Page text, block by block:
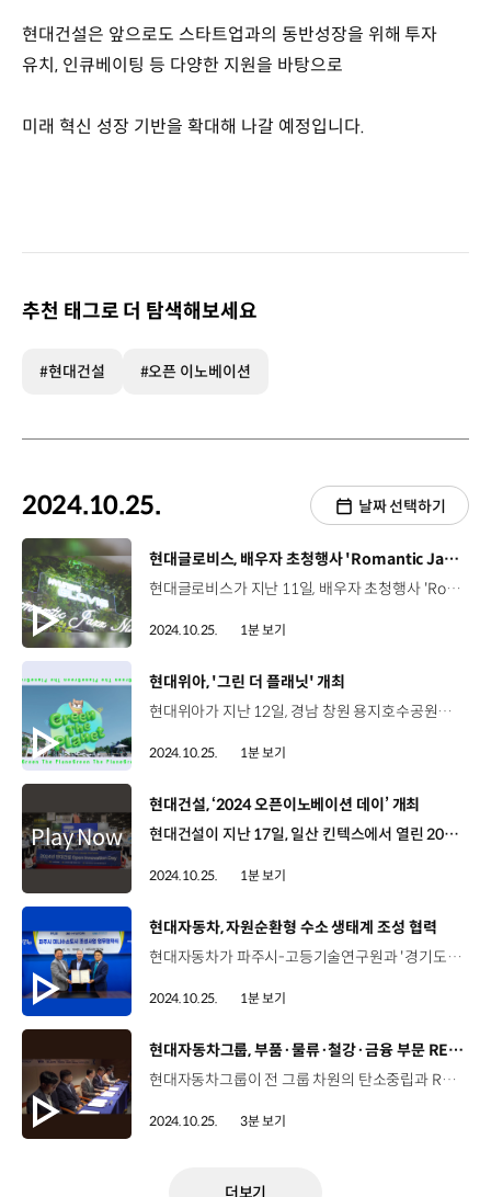
현대건설은 앞으로도 스타트업과의 동반성장을 위해 투자
유치, 인큐베이팅 등 다양한 지원을 바탕으로
미래 혁신 성장 기반을 확대해 나갈 예정입니다.
추천 태그로 더 탐색해보세요
#현대건설 #오픈 이노베이션
2024.10.25. 날짜 선택하기
[동영상]
현대글로비스, 배우자 초청행사 'Romantic Jazz Night' 개최
현대글로비스가 지난 11일, 배우자 초청행사 'Romantic Jazz Night'를 열었습니다. 이번 행사는 배우자와 함께하는 다이닝 행사로 임직원과 그 배우자 총 90명, 마흔다섯 커플이 현대글로비스 성수동 본사를 찾아 야외테라스 BBQ 파티를 즐기며 재즈밴드 공연을 관람했습니다. 현대글로비스는 임직원들의 사기를 높이고 자긍심을 높이기 위해 다양한 임직원 친화 행사를 진행하고 있는데요, 자녀와 부모님을 초대하는 ‘G-FAMILY DAY’, 친구 및 동료와 함께하는 ‘G-FRIENDS DAY’ 등 지금까지 3년간 1,000여 명이 현대글로비스가 마련한 행사에서 소중한 추억을 만들고 있습니다.
2024.10.25. 1분 보기
[동영상]
현대위아, '그린 더 플래닛' 개최
현대위아가 지난 12일, 경남 창원 용지호수공원에서 환경보호 인식 개선 캠페인 ‘그린 더 플래닛’을 개최했습니다. 세이브더칠드런과 공동 주최로 진행된 이번 캠페인은 현대위아 임직원과 가족을 포함한 6백여 명의 창원시민들이 참여한 가운데 진행됐는데요. 현대위아는 이번 캠페인에서 어린이와 가족을 대상으로 기후위기에 대한 인식을 높이고 실천 방안을 체험할 수 있는 프로그램을 마련했습니다. 또한, 참가자들은 용지 호수공원 일대에서 플로깅 봉사활동과 함께 실내 공기 정화를 위한 ‘에코 플랜트월’을 제작해 창원시 내 아동복지 시설에 기부하는 시간도 가졌습니다.
2024.10.25. 1분 보기
[동영상]
현대건설, ‘2024 오픈이노베이션 데이’ 개최
현대건설이 지난 17일, 일산 킨텍스에서 열린 2024 한국건설안전박람회에서 '2024 현대건설 오픈이노베이션 데이'를 개최했습니다. 이번 행사는 현대건설이 발굴한 스타트업의 기술과 서비스를 소개하고 협업 성과를 공유하는 행사로 박람회장 내 오픈 세미나 스테이지에서 진행됐습니다. 현대건설은 건설 산업 내 동반성장 생태계를 조성하고 오픈이노베이션 기반의 사내 혁신을 추진하고자 다양한 지원사업에 적극 참여하고 있는데요. 현대건설은 앞으로도 스타트업과의 동반성장을 위해 투자 유치, 인큐베이팅 등 다양한 지원을 바탕으로 미래 혁신 성장 기반을 확대해 나갈 예정입니다.
2024.10.25. 1분 보기
[동영상]
현대자동차, 자원순환형 수소 생태계 조성 협력
현대자동차가 파주시-고등기술연구원과 '경기도 미니 수소도시 조성 사업을 위한 업무협약'을 맺었습니다. 현대자동차는 지난 3월, 경기도가 주관한 ‘2024년도 미니 수소도시 조성사업’ 공모에서 현대자동차-파주시-고등기술연구원 컨소시엄으로 참여해 최종 사업자로 선발되었는데요, 이번 업무협약을 통해 현대자동차는 2026년까지 파주 환경순환센터 옆 부지에 유기성 폐기물로부터 추출한 바이오가스로 하루 500㎏ 이상의 청정수소를 생산하는 시설을 구축하고, 경기 북부지역 내 원활한 수소 공급을 위해 자원순환형 청정수소 생산 모델을 바탕으로 수소 인프라 확대와 탄소중립 전환에 기여해 나갈 계획입니다.
2024.10.25. 1분 보기
[동영상]
현대자동차그룹, 부품·물류·철강·금융 부문 RE100 가속화
현대자동차그룹이 전 그룹 차원의 탄소중립과 RE100 이행 가속화를 위해 장기 공동 재생에너지 전력구매계약(PPA)을 위한 업무협약을 체결했습니다. 현대건설 본사에서 열린 이날 협약식에는 현대위아, 현대글로비스, 현대캐피탈 등 6개 그룹사가 재생에너지 전력 수요자로 협약에 참여했으며, 현대건설은 이들 6개 그룹사와 재생에너지 발전사업자를 연결하는 전력 거래 중개 역할을 맡았습니다. 현대건설은 국내 전력 거래 중개의 선도 사업자로서 각 그룹사별 재생에너지 전환 목표를 고려해 최적화된 재생에너지 전환 솔루션을 제시한다는 계획입니다. 이동훈 상무 / 현대건설 개발사업부 (이번 협약은) 국내에서는 처음으로 많은 그룹사가 참여하는 공동 PPA로서 그 의의가 더 클 것이라 생각합니다. 본 협약이 현대자동차그룹 탄소중립의 귀한 마중물이 되기를 기원합니다. 한용빈 부사장 / 현대자동차·기아 기획조정3실 (재생) 에너지를 선제적으로 (그리고) 비용을 절감하는 방향으로 확보 할 수 있을 것으로 생각합니다. 현대자동차그룹은 이번 PPA 업무협약을 통해 6개 그룹사 국내 사업장에 재생에너지 전력을 20여 년간 공급할 예정이며, 이르면 내년부터 순차적으로 공급을 시작합니다. 이후 공급량을 점진적으로 늘려 2030년에는 연간 242GWh 수준에 도달한다는 계획이며, 화석 연료를 기반으로한 전력 사용량과 비교했을 때 연간 약 11만 톤의 탄소 저감 효과를 기대할 수 있습니다. 황윤목 상무 / 현대위아 전략추진실 현대자동차그룹 내 여러 계열사들이 힘을 함께 모아서 탄소중립 실현을 위한 협약을 체결했다는 점에서 현대자동차그룹의 미래가 밝아 보이고 사회적 책임을 더욱더 할 수 있게 되어 큰 의의가 있다고 생각합니다. 재생에너지 전력 생산은 변동성이 큰데다 공급 대비 수요가 많아 가격이 꾸준히 상승하고 있는 만큼, 현대자동차그룹은 안정적인 재생에너지 전력 확보를 위한 그룹 차원의 노력을 지속해 나갈 계획입니다.
2024.10.25. 3분 보기
더보기